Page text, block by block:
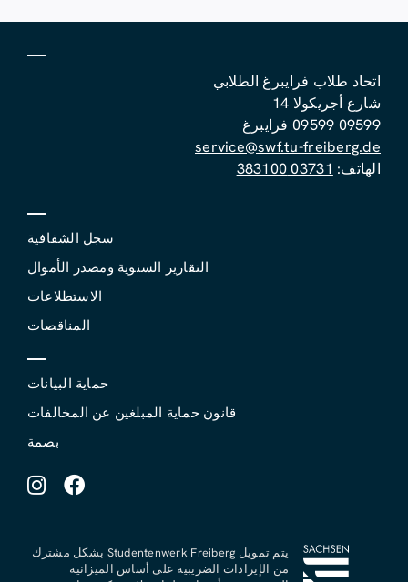
اتحاد طلاب فرايبرغ الطلابي
شارع أجريكولا 14
09599 09599 فرايبرغ
service@swf.tu-freiberg.de
الهاتف: 03731 383100
سجل الشفافية
التقارير السنوية ومصدر الأموال
الاستطلاعات
المناقصات
حماية البيانات
قانون حماية المبلغين عن المخالفات
بصمة
يتم تمويل Studentenwerk Freiberg بشكل مشترك
من الإيرادات الضريبية على أساس الميزانية